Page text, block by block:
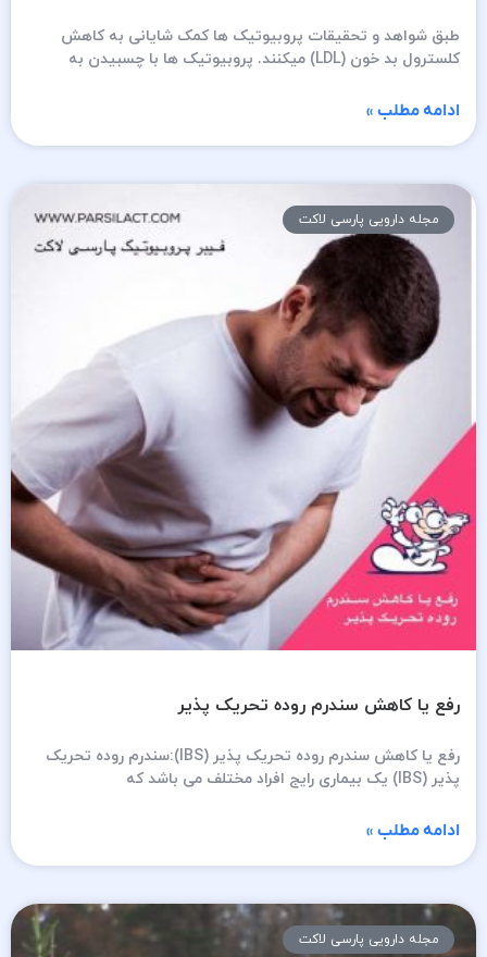
طبق شواهد و تحقیقات پروبیوتیک ها کمک شایانی به کاهش
کلسترول بد خون (LDL) میکنند. پروبیوتیک ها با چسبیدن به
ادامه مطلب »
مجله دارویی پارسی لاکت
رفع یا کاهش سندرم روده تحریک پذیر​
رفع یا کاهش سندرم روده تحریک پذیر (IBS):سندرم روده تحریک
پذیر (IBS) یک بیماری رایج افراد مختلف می باشد که
ادامه مطلب »
مجله دارویی پارسی لاکت